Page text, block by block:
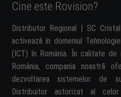
Cine este Rovision?
Distributor Regional | SC
activează în domeniul
(ICT) în România. În calitate
România, compania noastră
dezvoltarea sistemelor de
Distribuitor autorizat al